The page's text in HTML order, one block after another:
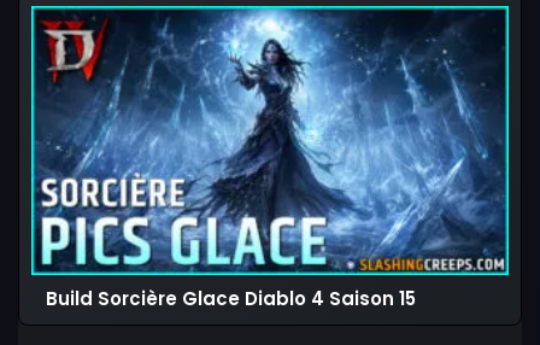
Build Sorcière Glace Diablo 4 Saison 15